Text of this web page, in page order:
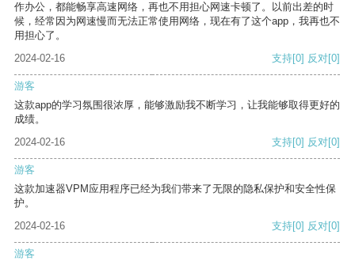
作办公，都能畅享高速网络，再也不用担心网速卡顿了。以前出差的时
候，经常因为网速慢而无法正常使用网络，现在有了这个app，我再也不
用担心了。
2024-02-16
支持[0] 反对[0]
游客
这款app的学习氛围很浓厚，能够激励我不断学习，让我能够取得更好的
成绩。
2024-02-16
支持[0] 反对[0]
游客
这款加速器VPM应用程序已经为我们带来了无限的隐私保护和安全性保
护。
2024-02-16
支持[0] 反对[0]
游客